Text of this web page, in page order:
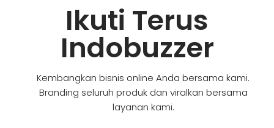
Ikuti Terus
Indobuzzer
Kembangkan bisnis online Anda bersama kami.
Branding seluruh produk dan viralkan bersama
layanan kami.